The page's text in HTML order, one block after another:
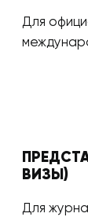
Для
ВИЗЫ)
Для